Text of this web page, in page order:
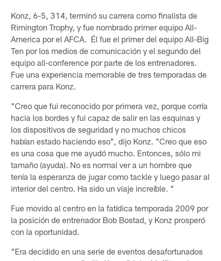
Konz, 6-5, 314, terminó su carrera como finalista de
Rimington Trophy, y fue nombrado primer equipo All-
America por el AFCA. Él fue el primer del equipo All-Big
Ten por los medios de comunicación y el segundo del
equipo all-conference por parte de los entrenadores.
Fue una experiencia memorable de tres temporadas de
carrera para Konz.
"Creo que fui reconocido por primera vez, porque corría
hacia los bordes y fui capaz de salir en las esquinas y
los dispositivos de seguridad y no muchos chicos
habían estado haciendo eso", dijo Konz. "Creo que eso
es una cosa que me ayudó mucho. Entonces, sólo mi
tamaño (ayuda). No es normal ver a un hombre que
tenía la esperanza de jugar como tackle y luego pasar al
interior del centro. Ha sido un viaje increíble. "
Fue movido al centro en la fatídica temporada 2009 por
la posición de entrenador Bob Bostad, y Konz prosperó
con la oportunidad.
"Era decidido en una serie de eventos desafortunados